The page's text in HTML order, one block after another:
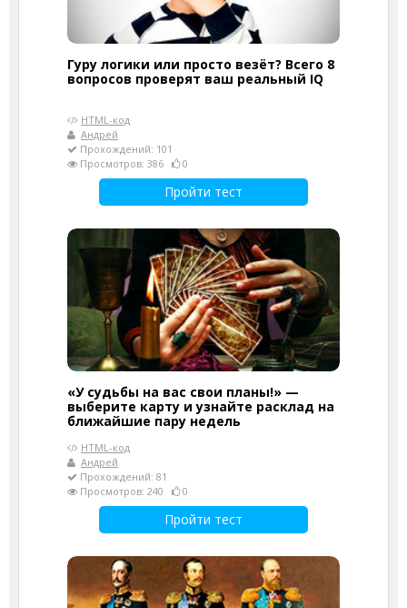
Гуру логики или просто везёт? Всего 8
вопросов проверят ваш реальный IQ
HTML-код
Андрей
Прохождений: 101
Просмотров: 386
0
Пройти тест
«У судьбы на вас свои планы!» —
выберите карту и узнайте расклад на
ближайшие пару недель
HTML-код
Андрей
Прохождений: 81
Просмотров: 240
0
Пройти тест